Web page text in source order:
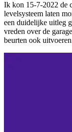
Ik kon 15-7-2022 de
levelsysteem laten
een duidelijke uitleg
vreden over de
beurten ook